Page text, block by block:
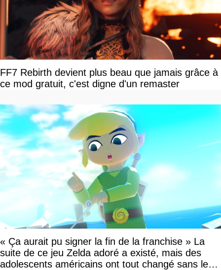
FF7 Rebirth devient plus beau que jamais grâce à
ce mod gratuit, c'est digne d'un remaster
« Ça aurait pu signer la fin de la franchise » La
suite de ce jeu Zelda adoré a existé, mais des
adolescents américains ont tout changé sans le